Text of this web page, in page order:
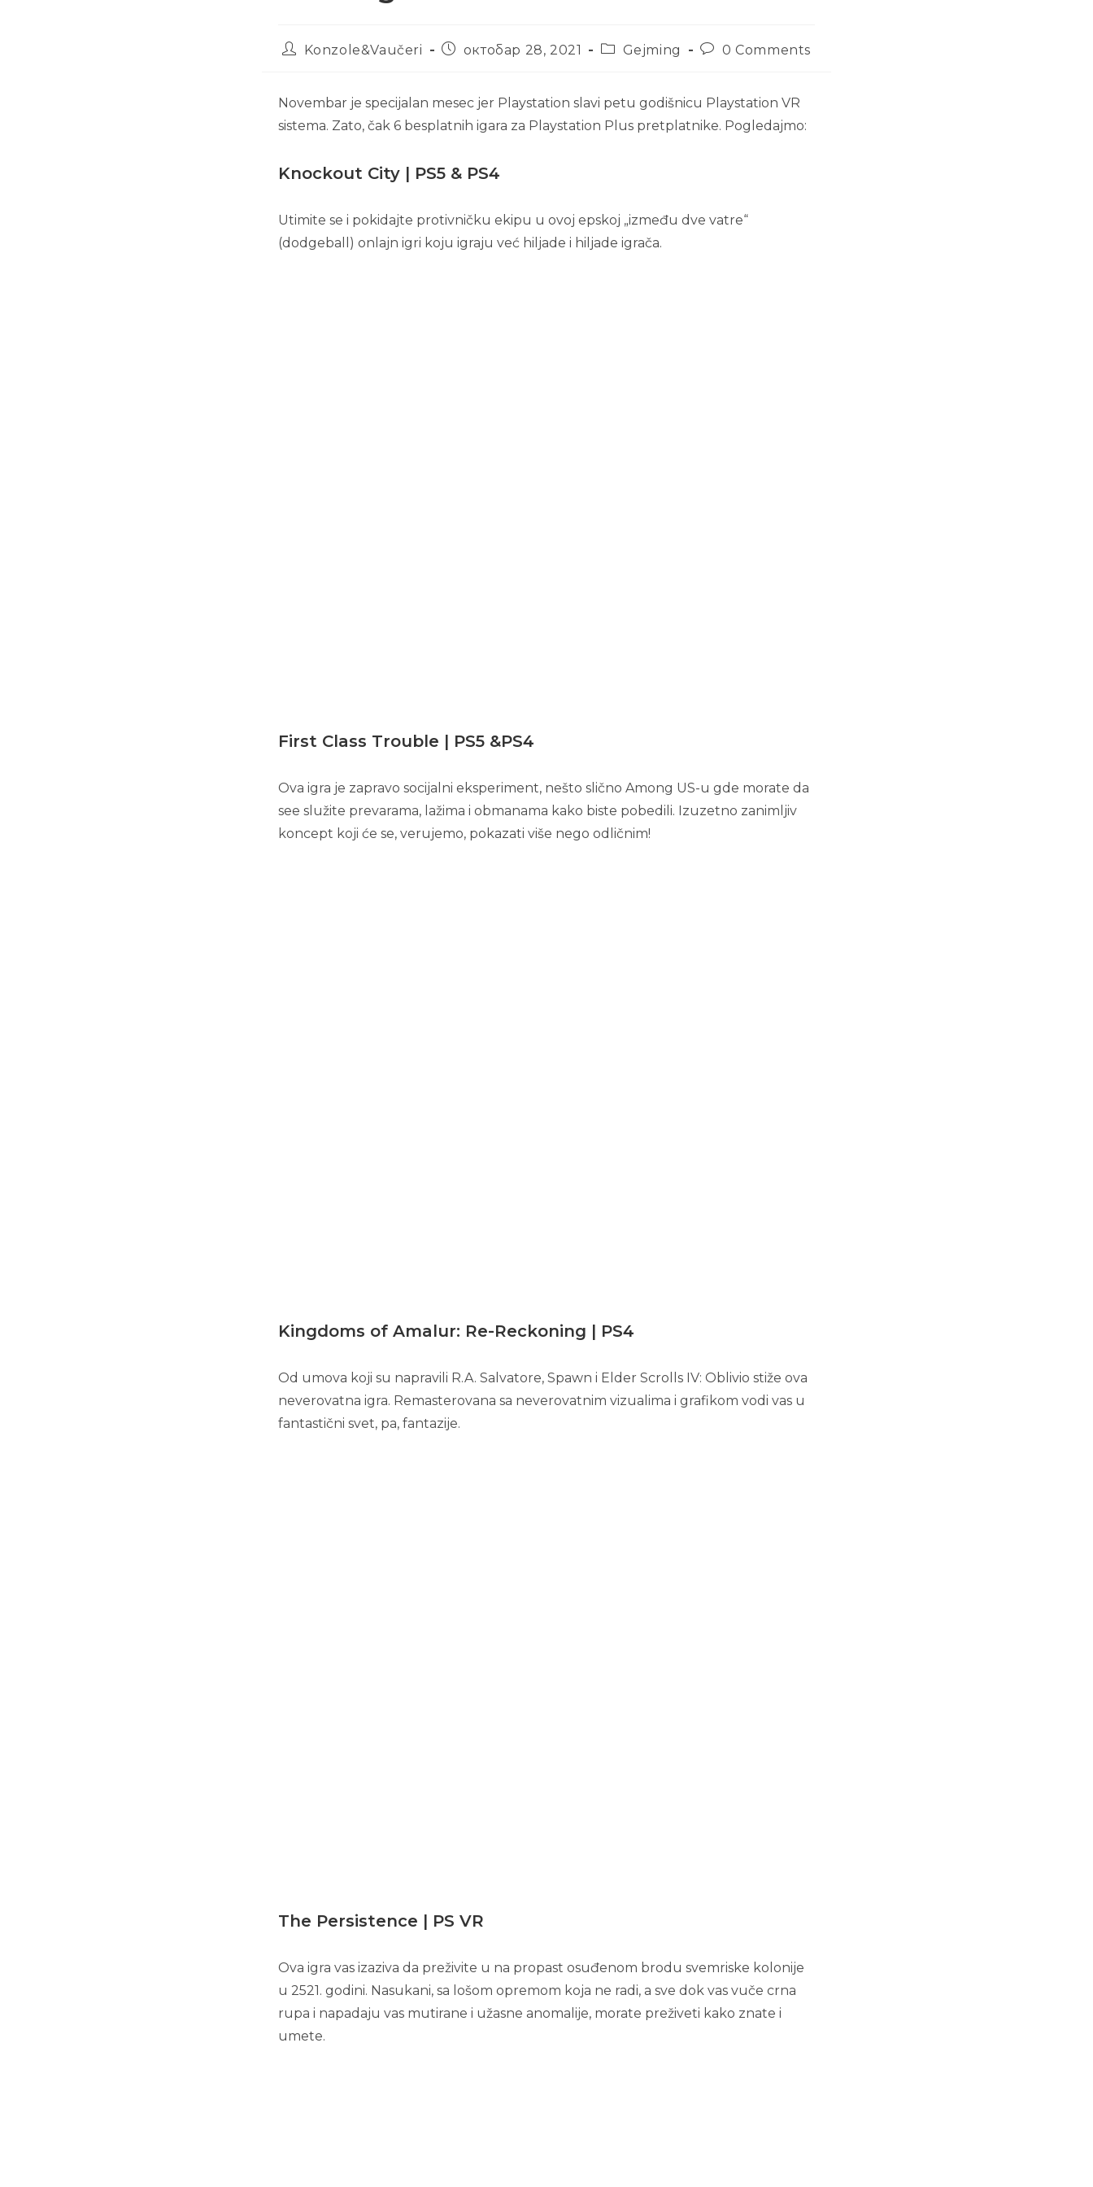
Konzole&Vaučeri октобар 28, 2021 Gejming 0 Comments
Novembar je specijalan mesec jer Playstation slavi petu godišnicu Playstation VR
sistema. Zato, čak 6 besplatnih igara za Playstation Plus pretplatnike. Pogledajmo:
Knockout City | PS5 & PS4
Utimite se i pokidajte protivničku ekipu u ovoj epskoj „između dve vatre“
(dodgeball) onlajn igri koju igraju već hiljade i hiljade igrača.
First Class Trouble | PS5 &PS4
Ova igra je zapravo socijalni eksperiment, nešto slično Among US-u gde morate da
see služite prevarama, lažima i obmanama kako biste pobedili. Izuzetno zanimljiv
koncept koji će se, verujemo, pokazati više nego odličnim!
Kingdoms of Amalur: Re-Reckoning | PS4
Od umova koji su napravili R.A. Salvatore, Spawn i Elder Scrolls IV: Oblivio stiže ova
neverovatna igra. Remasterovana sa neverovatnim vizualima i grafikom vodi vas u
fantastični svet, pa, fantazije.
The Persistence | PS VR
Ova igra vas izaziva da preživite u na propast osuđenom brodu svemriske kolonije
u 2521. godini. Nasukani, sa lošom opremom koja ne radi, a sve dok vas vuče crna
rupa i napadaju vas mutirane i užasne anomalije, morate preživeti kako znate i
umete.